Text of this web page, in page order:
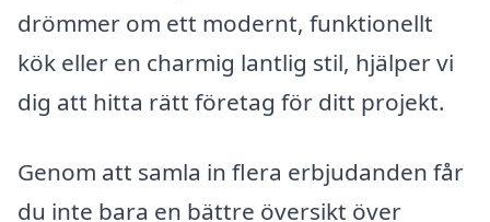
drömmer om ett modernt, funktionellt
kök eller en charmig lantlig stil, hjälper vi
dig att hitta rätt företag för ditt projekt.
Genom att samla in flera erbjudanden får
du inte bara en bättre översikt över